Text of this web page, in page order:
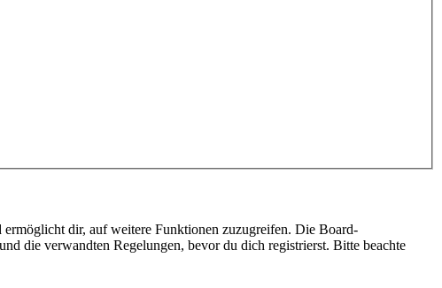
dir, auf weitere Funktionen zuzugreifen. Die Board-
die verwandten Regelungen, bevor du dich registrierst. Bitte beachte